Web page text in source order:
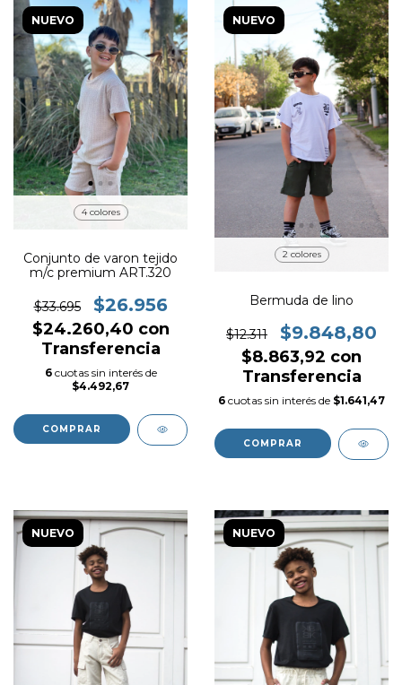
NUEVO
4 colores
Conjunto de varon tejido
m/c premium ART.320
$33.695 $26.956
$24.260,40 con
Transferencia
6 cuotas sin interés de
$4.492,67
COMPRAR
NUEVO
2 colores
Bermuda de lino
$12.311 $9.848,80
$8.863,92 con
Transferencia
6 cuotas sin interés de $1.641,47
COMPRAR
NUEVO NUEVO